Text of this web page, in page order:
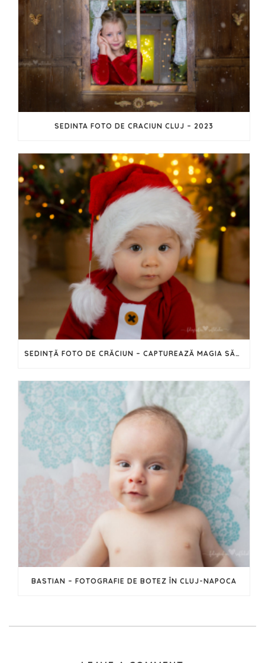
SEDINTA FOTO DE CRACIUN CLUJ – 2023
SEDINȚĂ FOTO DE CRĂCIUN – CAPTUREAZĂ MAGIA SĂRBĂTORILOR ÎN IMAGINI
BASTIAN – FOTOGRAFIE DE BOTEZ ÎN CLUJ-NAPOCA